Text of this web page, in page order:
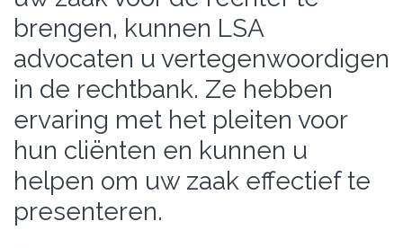
brengen, kunnen LSA
advocaten u vertegenwoordigen
in de rechtbank. Ze hebben
ervaring met het pleiten voor
hun cliënten en kunnen u
helpen om uw zaak effectief te
presenteren.